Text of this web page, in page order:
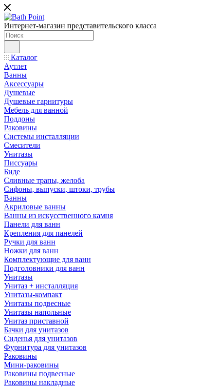
Интернет-магазин представительского класса
Каталог
Аутлет
Ванны
Аксессуары
Душевые
Душевые гарнитуры
Мебель для ванной
Поддоны
Раковины
Системы инсталляции
Смесители
Унитазы
Писсуары
Биде
Сливные трапы, желоба
Сифоны, выпуски, штоки, трубы
Ванны
Акриловые ванны
Ванны из искусственного камня
Панели для ванн
Крепления для панелей
Ручки для ванн
Ножки для ванн
Комплектующие для ванн
Подголовники для ванн
Унитазы
Унитаз + инсталляция
Унитазы-компакт
Унитазы подвесные
Унитазы напольные
Унитаз приставной
Бачки для унитазов
Сиденья для унитазов
Фурнитура для унитазов
Раковины
Мини-раковины
Раковины подвесные
Раковины накладные